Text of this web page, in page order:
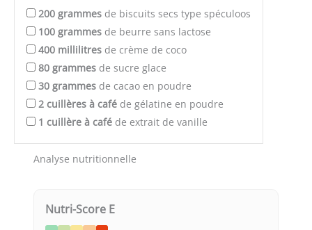
200 grammes de biscuits secs type spéculoos
100 grammes de beurre sans lactose
400 millilitres de crème de coco
80 grammes de sucre glace
30 grammes de cacao en poudre
2 cuillères à café de gélatine en poudre
1 cuillère à café de extrait de vanille
Analyse nutritionnelle
Nutri-Score E